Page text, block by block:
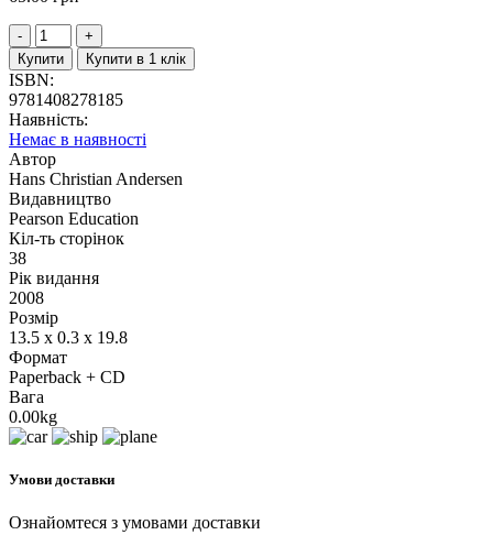
Купити Купити в 1 клік
ISBN:
9781408278185
Наявність:
Немає в наявності
Автор
Hans Christian Andersen
Видавництво
Pearson Education
Кіл-ть сторінок
38
Рік видання
2008
Розмір
13.5 x 0.3 x 19.8
Формат
Paperback + CD
Вага
0.00kg
Умови доставки
Ознайомтеся з умовами доставки